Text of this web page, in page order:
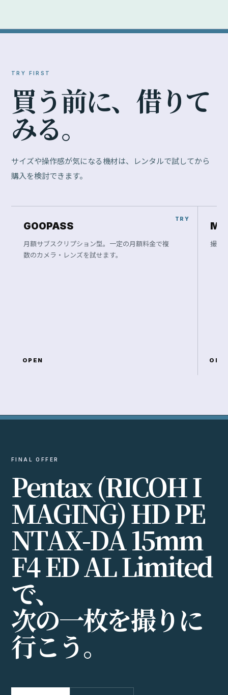
TRY FIRST
買う前に、 借りて
みる。
サイズや操作感が気になる機材は、レンタルで試してから
購入を検討できます。
GOOPASS
月額サブスクリプション型。一定の月額料金で複
数のカメラ・レンズを試せます。
OPEN
撮影
FINAL OFFER
Pentax(RICOHI
MAGING)HDPE
NTAX-DA15mm
F4EDALLimited
で、
次の一枚を撮りに
行こう。